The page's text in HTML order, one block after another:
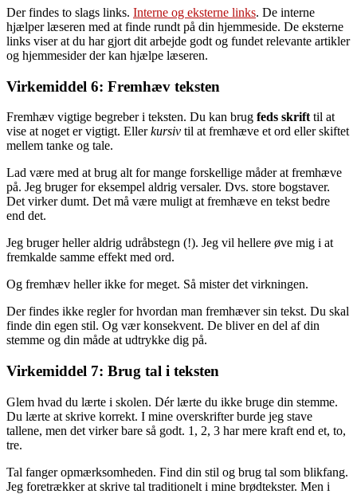
Der findes to slags links. Interne og eksterne links. De interne
hjælper læseren med at finde rundt på din hjemmeside. De eksterne
links viser at du har gjort dit arbejde godt og fundet relevante artikler
og hjemmesider der kan hjælpe læseren.
Virkemiddel 6: Fremhæv teksten
Fremhæv vigtige begreber i teksten. Du kan brug feds skrift til at
vise at noget er vigtigt. Ellerkursiv til at fremhæve et ord eller skiftet
mellem tanke og tale.
Lad være med at brug alt for mange forskellige måder at fremhæve
på. Jeg bruger for eksempel aldrig versaler. Dvs. store bogstaver.
Det virker dumt. Det må være muligt at fremhæve en tekst bedre
end det.
Jeg bruger heller aldrig udråbstegn (!). Jeg vil hellere øve mig i at
fremkalde samme effekt med ord.
Og fremhæv heller ikke for meget. Så mister det virkningen.
Der findes ikke regler for hvordan man fremhæver sin tekst. Du skal
finde din egen stil. Og vær konsekvent. De bliver en del af din
stemme og din måde at udtrykke dig på.
Virkemiddel 7: Brug tal i teksten
Glem hvad du lærte i skolen. Dér lærte du ikke bruge din stemme.
Du lærte at skrive korrekt. I mine overskrifter burde jeg stave
tallene, men det virker bare så godt. 1, 2, 3 har mere kraft end et, to,
tre.
Tal fanger opmærksomheden. Find din stil og brug tal som blikfang.
Jeg foretrækker at skrive tal traditionelt i mine brødtekster. Men i